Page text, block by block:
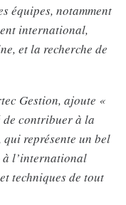
équipes, notamment
international,
et la recherche de
Gestion, ajoute «
de contribuer à la
représente un bel
à l’international
techniques de tout